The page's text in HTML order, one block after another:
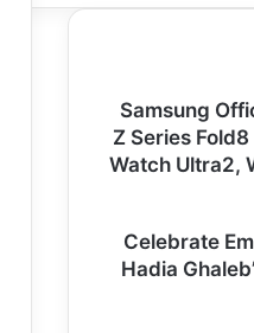
Samsung
Z Series
Watch Ultra2,
Celebrate
Hadia